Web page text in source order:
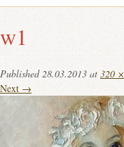
w1
Published28.03.2013 at 320
Next →